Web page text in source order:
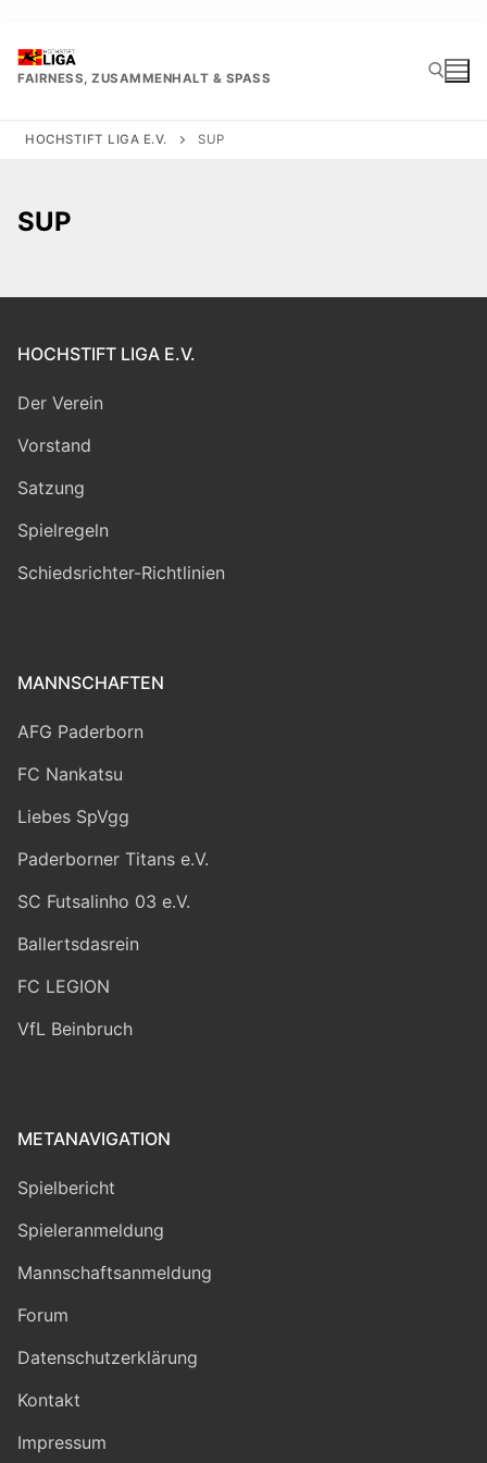
springen
FAIRNESS, ZUSAMMENHALT & SPASS
HOCHSTIFT LIGA E.V. SUP
SUP
HOCHSTIFT LIGA E.V.
Der Verein
Vorstand
Satzung
Spielregeln
Schiedsrichter-Richtlinien
MANNSCHAFTEN
AFG Paderborn
FC Nankatsu
Liebes SpVgg
Paderborner Titans e.V.
SC Futsalinho 03 e.V.
Ballertsdasrein
FC LEGION
VfL Beinbruch
METANAVIGATION
Spielbericht
Spieleranmeldung
Mannschaftsanmeldung
Forum
Datenschutzerklärung
Kontakt
Impressum